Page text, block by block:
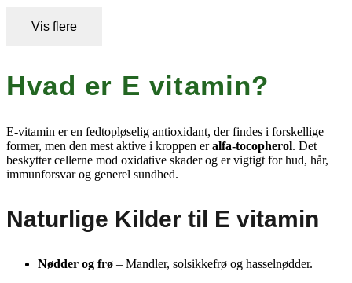
Vis flere
Hvad er E vitamin?
E-vitamin er en fedtopløselig antioxidant, der findes i forskellige
former, men den mest aktive i kroppen eralfa-tocopherol. Det
beskytter cellerne mod oxidative skader og er vigtigt for hud, hår,
immunforsvar og generel sundhed.
Naturlige Kilder til E vitamin
Nødder og frø – Mandler, solsikkefrø og hasselnødder.